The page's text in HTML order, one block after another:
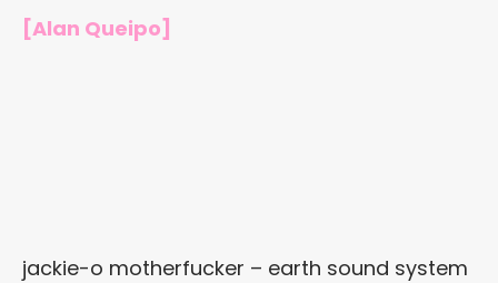
[Alan Queipo]
jackie-o motherfucker – earth sound system